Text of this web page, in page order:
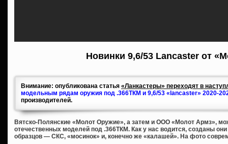
Новинки 9,6/53 Lancaster от
Внимание: опубликована статья «Ланкастеры» переходят в
модельным рядам оружия под .366ТКМ и 9,6/53 «lancaster» 2020-
производителей.
Вятско-Полянские «Молот Оружие», а затем и ООО «Молот Армз»,
отечественных моделей под .366ТКМ. Как у нас водится, созданы
образцов — СКС, «мосинок» и, конечно же «калашей». На фото